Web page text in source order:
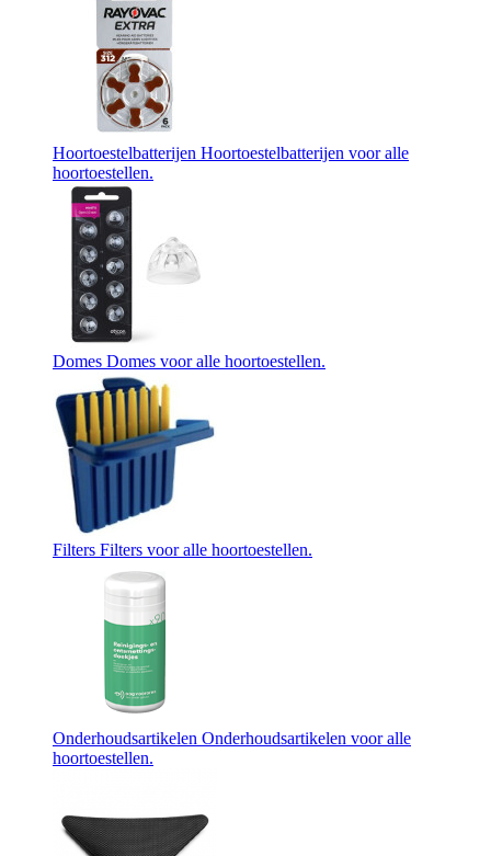
Hoortoestelbatterijen Hoortoestelbatterijen voor alle
hoortoestellen.
Domes Domes voor alle hoortoestellen.
Filters Filters voor alle hoortoestellen.
Onderhoudsartikelen Onderhoudsartikelen voor alle
hoortoestellen.